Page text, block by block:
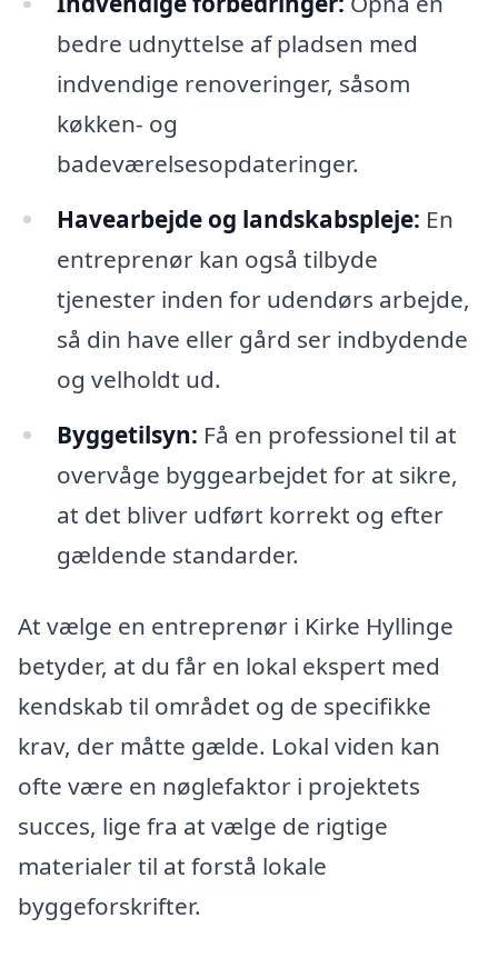
bedre udnyttelse af pladsen med
indvendige renoveringer, såsom
køkken- og
badeværelsesopdateringer.
Havearbejde og landskabspleje: En
entreprenør kan også tilbyde
tjenester inden for udendørs arbejde,
så din have eller gård ser indbydende
og velholdt ud.
Byggetilsyn: Få en professionel til at
overvåge byggearbejdet for at sikre,
at det bliver udført korrekt og efter
gældende standarder.
At vælge en entreprenør i Kirke Hyllinge
betyder, at du får en lokal ekspert med
kendskab til området og de specifikke
krav, der måtte gælde. Lokal viden kan
ofte være en nøglefaktor i projektets
succes, lige fra at vælge de rigtige
materialer til at forstå lokale
byggeforskrifter.